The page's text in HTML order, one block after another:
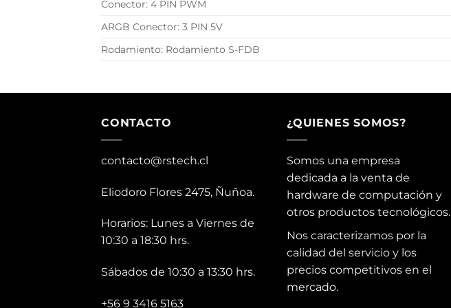
Conector: 4 PIN PWM
ARGB Conector: 3 PIN 5V
Rodamiento: Rodamiento S-FDB
CONTACTO
contacto@rstech.cl
Eliodoro Flores 2475, Ñuñoa.
Horarios: Lunes a Viernes de
10:30 a 18:30 hrs.
Sábados de 10:30 a 13:30 hrs.
+56 9 3416 5163
¿QUIENES SOMOS?
Somos una empresa
dedicada a la venta de
hardware de computación y
otros productos tecnológicos.
Nos caracterizamos por la
calidad del servicio y los
precios competitivos en el
mercado.